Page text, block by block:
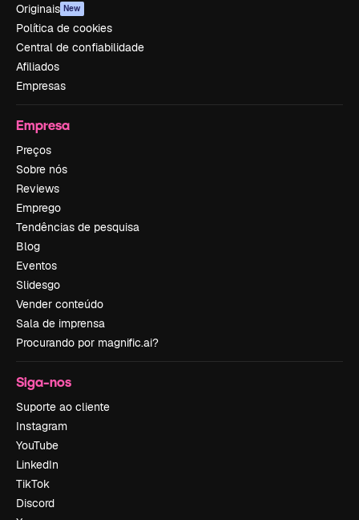
Originais New
Política de cookies
Central de confiabilidade
Afiliados
Empresas
Empresa
Preços
Sobre nós
Reviews
Emprego
Tendências de pesquisa
Blog
Eventos
Slidesgo
Vender conteúdo
Sala de imprensa
Procurando por magnific.ai?
Siga-nos
Suporte ao cliente
Instagram
YouTube
LinkedIn
TikTok
Discord